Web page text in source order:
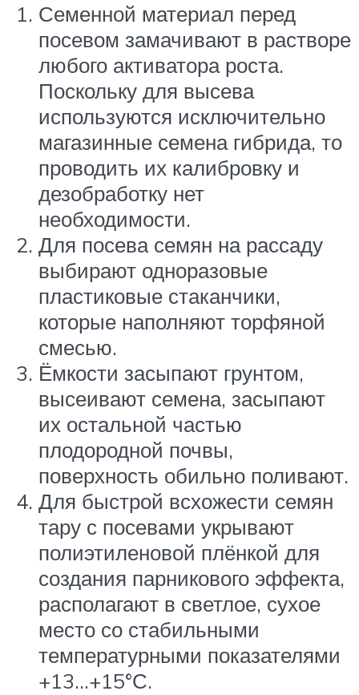
Семенной материал перед
посевом замачивают в растворе
любого активатора роста.
Поскольку для высева
используются исключительно
магазинные семена гибрида, то
проводить их калибровку и
дезобработку нет
необходимости.
Для посева семян на рассаду
выбирают одноразовые
пластиковые стаканчики,
которые наполняют торфяной
смесью.
Ёмкости засыпают грунтом,
высеивают семена, засыпают
их остальной частью
плодородной почвы,
поверхность обильно поливают.
Для быстрой всхожести семян
тару с посевами укрывают
полиэтиленовой плёнкой для
создания парникового эффекта,
располагают в светлое, сухое
место со стабильными
температурными показателями
+13…+15°С.